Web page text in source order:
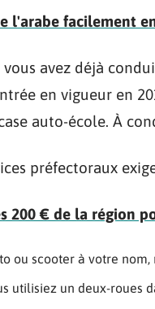
l'arabe facilement
avez déjà
en vigueur en
auto-école. À
préfectoraux
200 € de la région
ou scooter à votre
utilisiez un deux-roues